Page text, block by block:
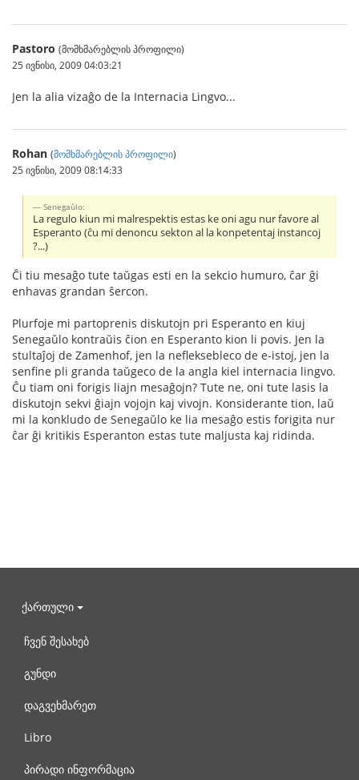
Pastoro (მომხმარებლის პროფილი)
25 ივნისი, 2009 04:03:21
Jen la alia vizaĝo de la Internacia Lingvo...
Rohan (მომხმარებლის პროფილი)
25 ივნისი, 2009 08:14:33
Senegaùlo:
La regulo kiun mi malrespektis estas ke oni agu nur favore al
Esperanto (ĉu mi denoncu sekton al la konpetentaj instancoj
?...)
Ĉi tiu mesaĝo tute taŭgas esti en la sekcio humuro, ĉar ĝi
enhavas grandan ŝercon.
Plurfoje mi partoprenis diskutojn pri Esperanto en kiuj
Senegaŭlo kontraŭis ĉion en Esperanto kion li povis. Jen la
stultaĵoj de Zamenhof, jen la nefleksebleco de e-istoj, jen la
senfine pli granda taŭgeco de la angla kiel internacia lingvo.
Ĉu tiam oni forigis liajn mesaĝojn? Tute ne, oni tute lasis la
diskutojn sekvi ĝiajn vojojn kaj vivojn. Konsiderante tion, laŭ
mi la konkludo de Senegaŭlo ke lia mesaĝo estis forigita nur
ĉar ĝi kritikis Esperanton estas tute maljusta kaj ridinda.
ქართული
ჩვენ შესახებ
გუნდი
დაგვეხმარეთ
Libro
პირადი ინფორმაცია